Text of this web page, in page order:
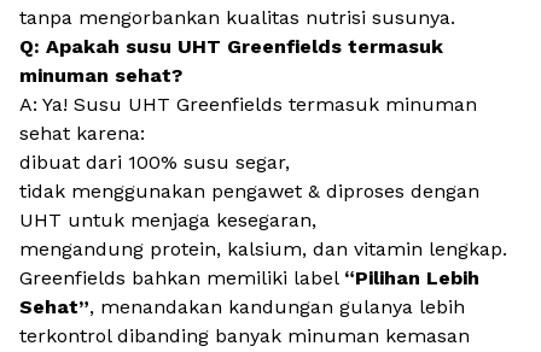
tanpa mengorbankan kualitas nutrisi susunya.
Q: Apakah susu UHT Greenfields termasuk
minuman sehat?
A: Ya! Susu UHT Greenfields termasuk minuman
sehat karena:
dibuat dari 100% susu segar,
tidak menggunakan pengawet & diproses dengan
UHT untuk menjaga kesegaran,
mengandung protein, kalsium, dan vitamin lengkap.
Greenfields bahkan memiliki label “Pilihan Lebih
Sehat”, menandakan kandungan gulanya lebih
terkontrol dibanding banyak minuman kemasan